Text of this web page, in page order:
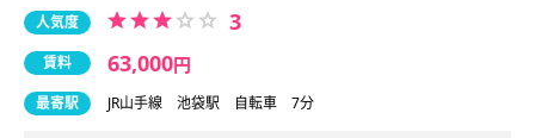
人気度 3
賃料 63,000円
最寄駅 JR山手線 池袋駅 自転車 7分